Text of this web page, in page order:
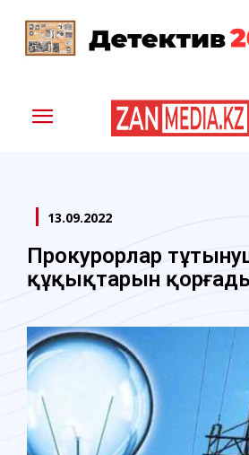
13.09.2022
Прокурорлар
құқықтарын